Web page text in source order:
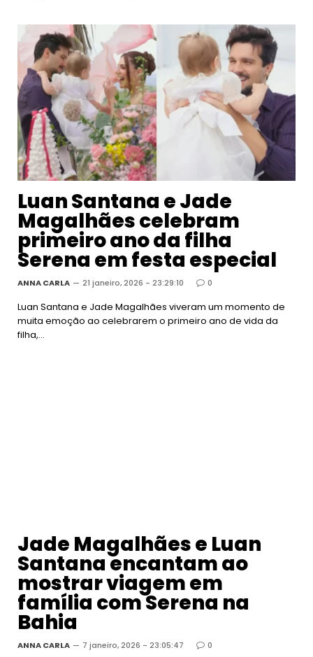
Luan Santana e Jade
Magalhães celebram
primeiro ano da filha
Serena em festa especial
ANNA CARLA 21 janeiro, 2026 - 23:29:10 0
Luan Santana e Jade Magalhães viveram um momento de
muita emoção ao celebrarem o primeiro ano de vida da
filha,…
Jade Magalhães e Luan
Santana encantam ao
mostrar viagem em
família com Serena na
Bahia
ANNA CARLA 7 janeiro, 2026 - 23:05:47 0